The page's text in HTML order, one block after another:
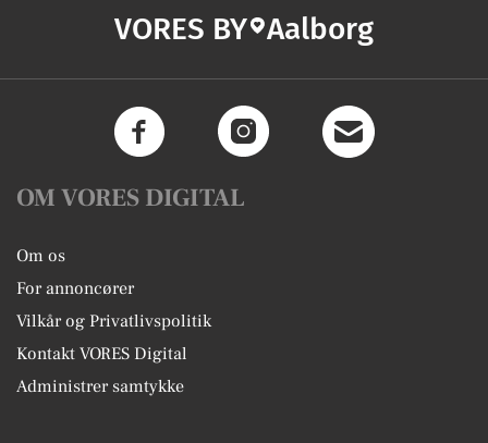
VORES BY Aalborg
OM VORES DIGITAL
Om os
For annoncører
Vilkår og Privatlivspolitik
Kontakt VORES Digital
Administrer samtykke